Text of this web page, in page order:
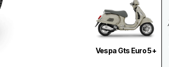
Vespa Gts Euro 5+